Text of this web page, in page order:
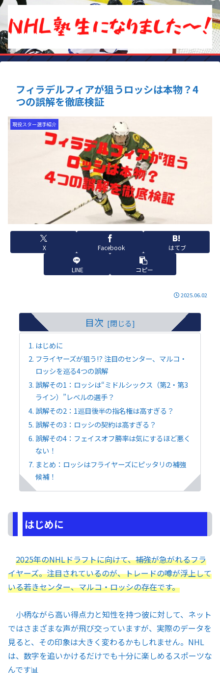
フィラデルフィアが狙うロッシは本物？4
つの誤解を徹底検証
現役スター選手紹介
X Facebook はてブ
LINE コピー
2025.06.02
目次
はじめに
フライヤーズが狙う!? 注目のセンター、マルコ・
ロッシを巡る4つの誤解
誤解その1：ロッシは“ミドルシックス（第2・第3
ライン）”レベルの選手？
誤解その2：1巡目後半の指名権は高すぎる？
誤解その3：ロッシの契約は高すぎる？
誤解その4：フェイスオフ勝率は気にするほど悪く
ない！
まとめ：ロッシはフライヤーズにピッタリの補強
候補！
はじめに
2025年のNHLドラフトに向けて、補強が急がれるフラ
イヤーズ。注目されているのが、トレードの噂が浮上して
いる若きセンター、マルコ・ロッシの存在です。
小柄ながら高い得点力と知性を持つ彼に対して、ネット
ではさまざまな声が飛び交っていますが、実際のデータを
見ると、その印象は大きく変わるかもしれません。NHL
は、数字を追いかけるだけでも十分に楽しめるスポーツな
んです📊